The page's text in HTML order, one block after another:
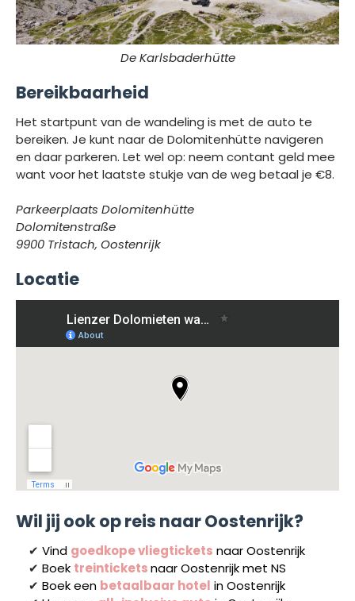
De Karlsbaderhütte
Bereikbaarheid
Het startpunt van de wandeling is met de auto te
bereiken. Je kunt naar de Dolomitenhütte navigeren
en daar parkeren. Let wel op: neem contant geld mee
want voor het laatste stukje van de weg betaal je €8.
Parkeerplaats Dolomitenhütte
Dolomitenstraße
9900 Tristach, Oostenrijk
Locatie
Wil jij ook op reis naar Oostenrijk?
✔ Vind goedkope vliegtickets naar Oostenrijk
✔ Boek treinticketsnaar Oostenrijk met NS
✔ Boek een betaalbaar hotel in Oostenrijk